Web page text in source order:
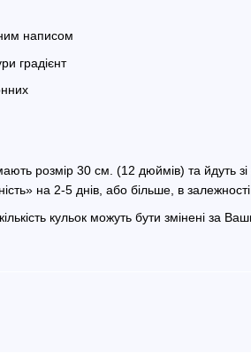
написом
градієнт
мають розмір 30 см. (12 дюймів) та йдуть
на 2-5 днів, або більше, в
кульок можуть бути змінені за